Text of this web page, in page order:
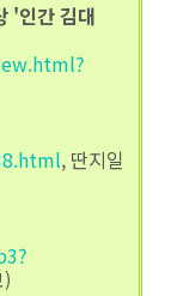
'인간 김대
, 딴지일